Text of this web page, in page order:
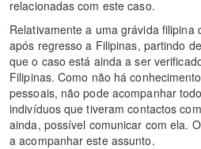
relacionadas com este caso.
Relativamente a uma grávida filipina
após regresso a Filipinas, partindo
que o caso está ainda a ser
Filipinas. Como não há
pessoais, não pode acompanhar
indivíduos que tiveram contactos
ainda, possível comunicar com ela.
a acompanhar este assunto.